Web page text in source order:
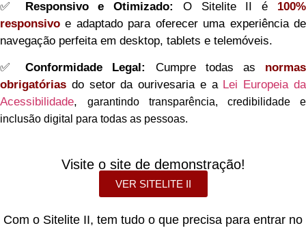
✅ Responsivo e Otimizado: O Sitelite II é 100%
responsivo e adaptado para oferecer uma experiência de
navegação perfeita em desktop, tablets e telemóveis.
✅Conformidade Legal: Cumpre todas as normas
obrigatórias do setor da ourivesaria e a Lei Europeia da
Acessibilidade, garantindo transparência, credibilidade e
inclusão digital para todas as pessoas.
Visite o site de demonstração!
VER SITELITE II
Com o Sitelite II, tem tudo o que precisa para entrar no